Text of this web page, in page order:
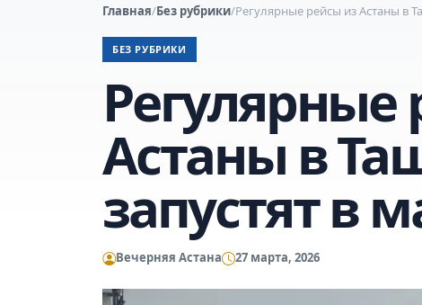
Главная/Без рубрики/Регулярные рейсы из Астаны в
БЕЗ РУБРИКИ
Регулярные
Астаны в
запустят в
Вечерняя Астана 27 марта, 2026